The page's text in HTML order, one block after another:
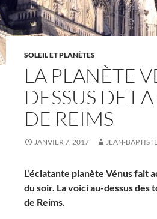
SOLEIL ET PLANÈTES
LA PLANÈTE
DESSUS DE
DE REIMS
JANVIER 7, 2017 JEAN-
L’éclatante planète Vénus fait
du soir. La voici au-dessus
de Reims.